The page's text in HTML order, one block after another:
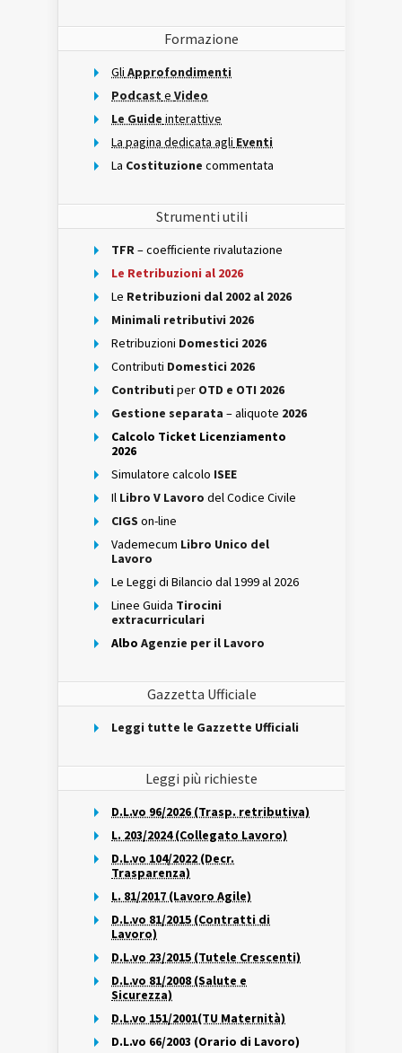
Formazione
Gli Approfondimenti
Podcast e Video
Le Guide interattive
La pagina dedicata agli Eventi
La Costituzione commentata
Strumenti utili
TFR– coefficiente rivalutazione
Le Retribuzioni al 2026
Le Retribuzioni dal 2002 al 2026
Minimali retributivi 2026
Retribuzioni Domestici 2026
Contributi Domestici 2026
Contributi per OTD e OTI 2026
Gestione separata – aliquote 2026
Calcolo Ticket Licenziamento
2026
Simulatore calcolo ISEE
Il Libro V Lavoro del Codice Civile
CIGS on-line
Vademecum Libro Unico del
Lavoro
Le Leggi di Bilancio dal 1999 al 2026
Linee Guida Tirocini
extracurriculari
Albo Agenzie per il Lavoro
Gazzetta Ufficiale
Leggi tutte le Gazzette Ufficiali
Leggi più richieste
D.L.vo 96/2026 (Trasp. retributiva)
L. 203/2024 (Collegato Lavoro)
D.L.vo 104/2022 (Decr.
Trasparenza)
L. 81/2017 (Lavoro Agile)
D.L.vo 81/2015 (Contratti di
Lavoro)
D.L.vo 23/2015 (Tutele Crescenti)
D.L.vo 81/2008 (Salute e
Sicurezza)
D.L.vo 151/2001(TU Maternità)
D.L.vo 66/2003 (Orario di Lavoro)